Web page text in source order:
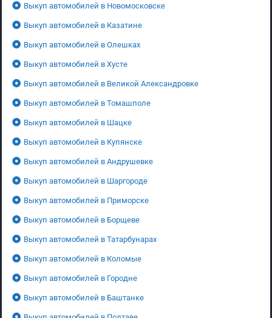
Выкуп автомобилей в Новомосковске
Выкуп автомобилей в Казатине
Выкуп автомобилей в Олешках
Выкуп автомобилей в Хусте
Выкуп автомобилей в Великой Александровке
Выкуп автомобилей в Томашполе
Выкуп автомобилей в Шацке
Выкуп автомобилей в Купянске
Выкуп автомобилей в Андрушевке
Выкуп автомобилей в Шаргороде
Выкуп автомобилей в Приморске
Выкуп автомобилей в Борщеве
Выкуп автомобилей в Татарбунарах
Выкуп автомобилей в Коломые
Выкуп автомобилей в Городне
Выкуп автомобилей в Баштанке